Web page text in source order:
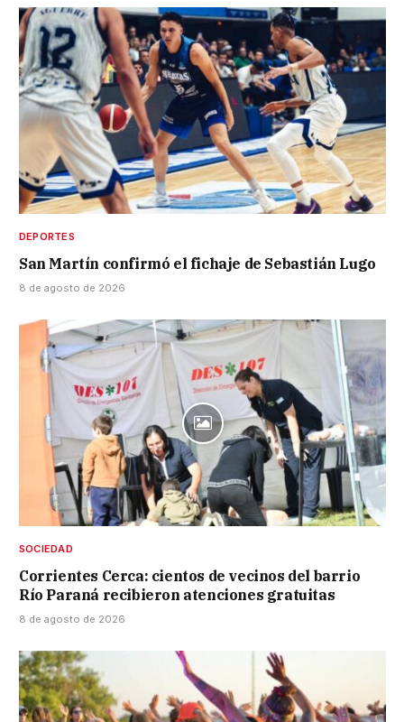
DEPORTES
San Martín confirmó el fichaje de Sebastián Lugo
8 de agosto de 2026
SOCIEDAD
Corrientes Cerca: cientos de vecinos del barrio
Río Paraná recibieron atenciones gratuitas
8 de agosto de 2026